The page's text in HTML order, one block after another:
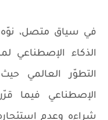
في سياق متصل، نوّه
الذكاء
التطوّر العالمي
الإصطناعي فيما